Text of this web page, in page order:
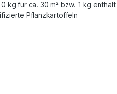
kg für ca. 30 m² bzw. 1 kg
Pflanzkartoffeln